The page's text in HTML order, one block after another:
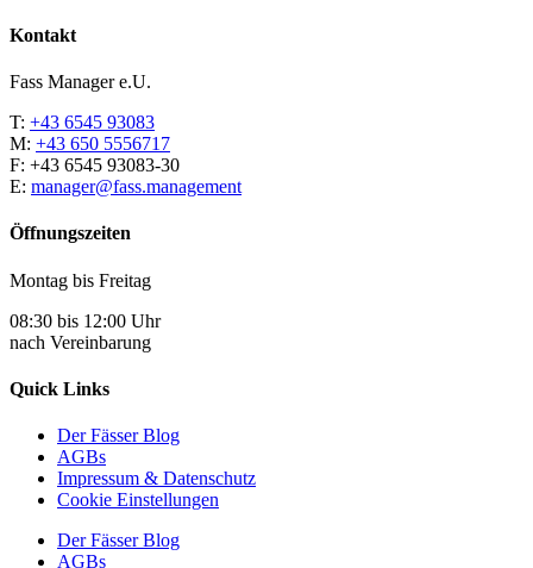
Kontakt
Fass Manager e.U.
T: +43 6545 93083
M: +43 650 5556717
F: +43 6545 93083-30
E: manager@fass.management
Öffnungszeiten
Montag bis Freitag
08:30 bis 12:00 Uhr
nach Vereinbarung
Quick Links
Der Fässer Blog
AGBs
Impressum & Datenschutz
Cookie Einstellungen
Der Fässer Blog
AGBs